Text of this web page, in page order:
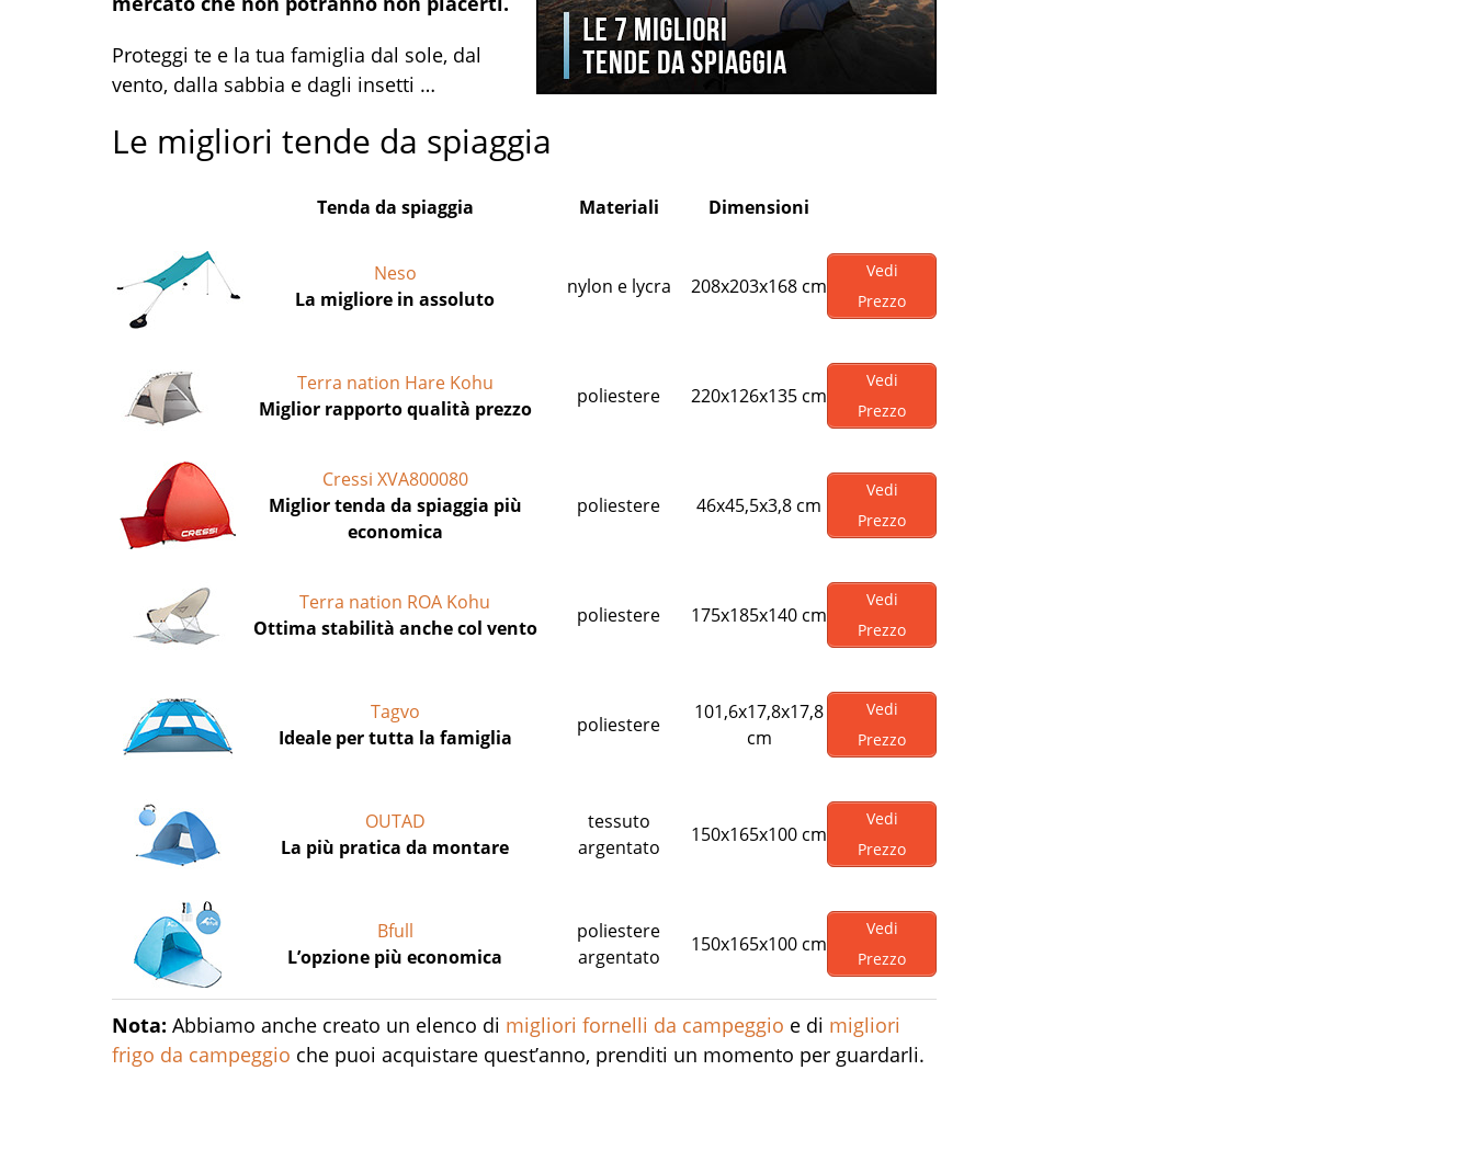
Proteggi te e la tua famiglia dal sole, dal
vento, dalla sabbia e dagli insetti …
Le migliori tende da spiaggia
Tenda da spiaggia Materiali Dimensioni
Neso
La migliore in assoluto
nylon e lycra 208x203x168 cm
Vedi
Prezzo
Terra nation Hare Kohu
Miglior rapporto qualità prezzo
poliestere 220x126x135 cm
Vedi
Prezzo
Cressi XVA800080
Miglior tenda da spiaggia più
economica
poliestere 46x45,5x3,8 cm
Vedi
Prezzo
Terra nation ROA Kohu
Ottima stabilità anche col vento
poliestere 175x185x140 cm
Vedi
Prezzo
Tagvo
Ideale per tutta la famiglia
poliestere
101,6x17,8x17,8
cm
Vedi
Prezzo
OUTAD
La più pratica da montare
tessuto
argentato
150x165x100 cm
Vedi
Prezzo
Bfull
L’opzione più economica
poliestere
argentato
150x165x100 cm
Vedi
Prezzo
Nota: Abbiamo anche creato un elenco di migliori fornelli da campeggio e di migliori
frigo da campeggio che puoi acquistare quest’anno, prenditi un momento per guardarli.